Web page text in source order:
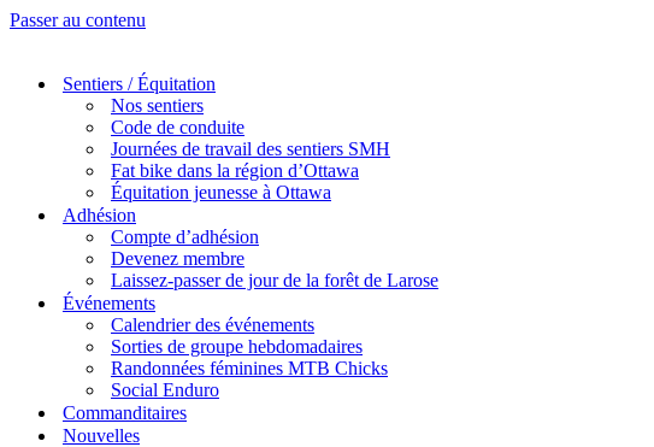
Passer au contenu
Sentiers / Équitation
Nos sentiers
Code de conduite
Journées de travail des sentiers SMH
Fat bike dans la région d’Ottawa
Équitation jeunesse à Ottawa
Adhésion
Compte d’adhésion
Devenez membre
Laissez-passer de jour de la forêt de Larose
Événements
Calendrier des événements
Sorties de groupe hebdomadaires
Randonnées féminines MTB Chicks
Social Enduro
Commanditaires
Nouvelles